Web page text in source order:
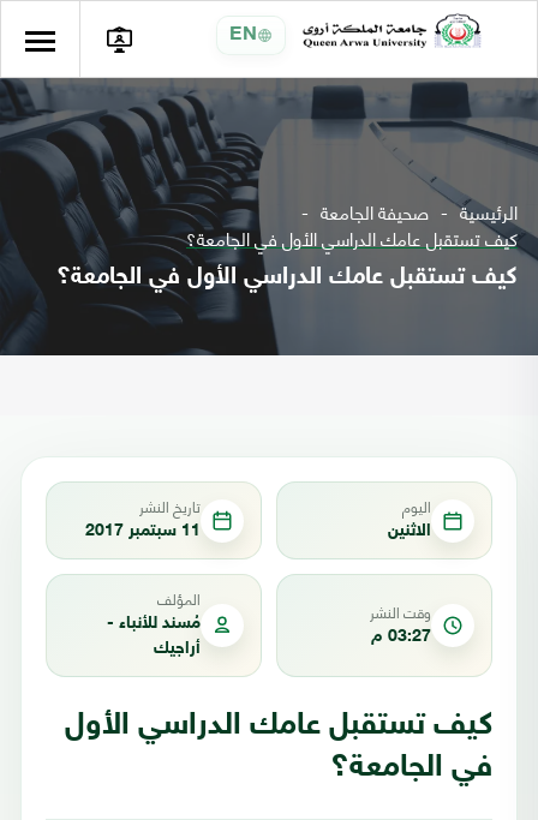
EN
الرئيسية صحيفة الجامعة
كيف تستقبل عامك الدراسي الأول في الجامعة؟
كيف تستقبل عامك الدراسي الأول في الجامعة؟
اليوم
الاثنين
تاريخ النشر
11 سبتمبر 2017
وقت النشر
03:27 م
المؤلف
مُسند للأنباء -
أراجيك
كيف تستقبل عامك الدراسي الأول
في الجامعة؟